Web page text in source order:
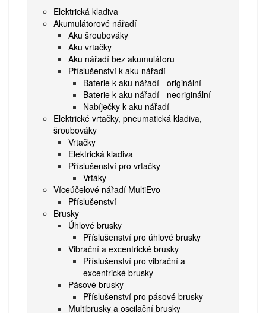
Elektrická kladiva
Akumulátorové nářadí
Aku šroubováky
Aku vrtačky
Aku nářadí bez akumulátoru
Příslušenství k aku nářadí
Baterie k aku nářadí - originální
Baterie k aku nářadí - neoriginální
Nabíječky k aku nářadí
Elektrické vrtačky, pneumatická kladiva,
šroubováky
Vrtačky
Elektrická kladiva
Příslušenství pro vrtačky
Vrtáky
Víceúčelové nářadí MultiEvo
Příslušenství
Brusky
Úhlové brusky
Příslušenství pro úhlové brusky
Vibrační a excentrické brusky
Příslušenství pro vibrační a
excentrické brusky
Pásové brusky
Příslušenství pro pásové brusky
Multibrusky a oscilační brusky